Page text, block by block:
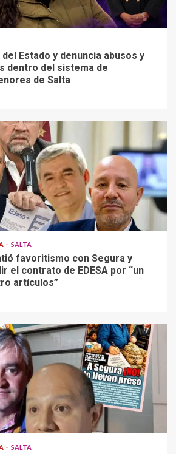
Estado y denuncia abusos y
dentro del sistema de
de Salta
SALTA
favoritismo con Segura y
el contrato de EDESA por “un
artículos”
SALTA